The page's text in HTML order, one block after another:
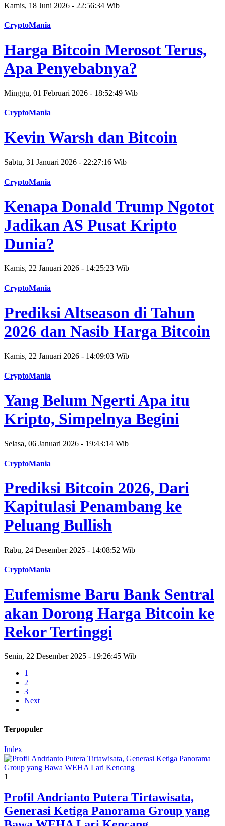
Kamis, 18 Juni 2026 - 22:56:34 Wib
CryptoMania
Harga Bitcoin Merosot Terus,
Apa Penyebabnya?
Minggu, 01 Februari 2026 - 18:52:49 Wib
CryptoMania
Kevin Warsh dan Bitcoin
Sabtu, 31 Januari 2026 - 22:27:16 Wib
CryptoMania
Kenapa Donald Trump Ngotot
Jadikan AS Pusat Kripto
Dunia?
Kamis, 22 Januari 2026 - 14:25:23 Wib
CryptoMania
Prediksi Altseason di Tahun
2026 dan Nasib Harga Bitcoin
Kamis, 22 Januari 2026 - 14:09:03 Wib
CryptoMania
Yang Belum Ngerti Apa itu
Kripto, Simpelnya Begini
Selasa, 06 Januari 2026 - 19:43:14 Wib
CryptoMania
Prediksi Bitcoin 2026, Dari
Kapitulasi Penambang ke
Peluang Bullish
Rabu, 24 Desember 2025 - 14:08:52 Wib
CryptoMania
Eufemisme Baru Bank Sentral
akan Dorong Harga Bitcoin ke
Rekor Tertinggi
Senin, 22 Desember 2025 - 19:26:45 Wib
1
2
3
Next
Terpopuler
Index
1
Profil Andrianto Putera Tirtawisata,
Generasi Ketiga Panorama Group yang